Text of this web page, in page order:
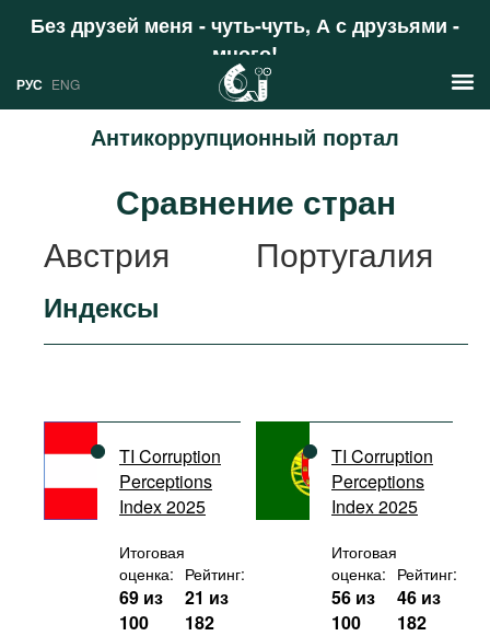
Без друзей меня - чуть-чуть, А с друзьями -
много!
Поддержать
РУС ENG
Антикоррупционный портал
Аналитика
Профили
Стран
Ресурсы
Документы международных
организаций
Фильмы
Подкасты
Книжная полка
Сравнение стран
Австрия
Португалия
Индексы
TI Corruption
Perceptions
Index 2025
Итоговая
оценка:
69 из
100
Рейтинг:
21 из
182
TI Corruption
Perceptions
Index 2025
Итоговая
оценка:
56 из
100
Рейтинг:
46 из
182